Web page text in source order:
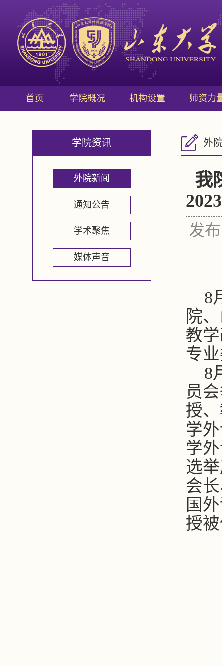
首页 学院概况 机构设置 师资力
学院资讯
外院新闻
通知公告
学术聚焦
媒体声音
外
我
发
8
院
教
专
8
员
授
学
学
选
会
国
授